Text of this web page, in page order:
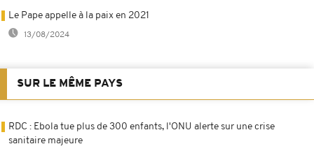
Le Pape appelle à la paix en 2021
13/08/2024
SUR LE MÊME PAYS
RDC : Ebola tue plus de 300 enfants, l'ONU alerte sur une crise
sanitaire majeure